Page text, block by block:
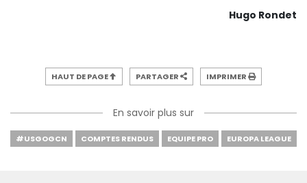
Hugo Rondet
HAUT DE PAGE PARTAGER IMPRIMER
En savoir plus sur
#USGOGCN COMPTES RENDUS EQUIPE PRO EUROPA LEAGUE